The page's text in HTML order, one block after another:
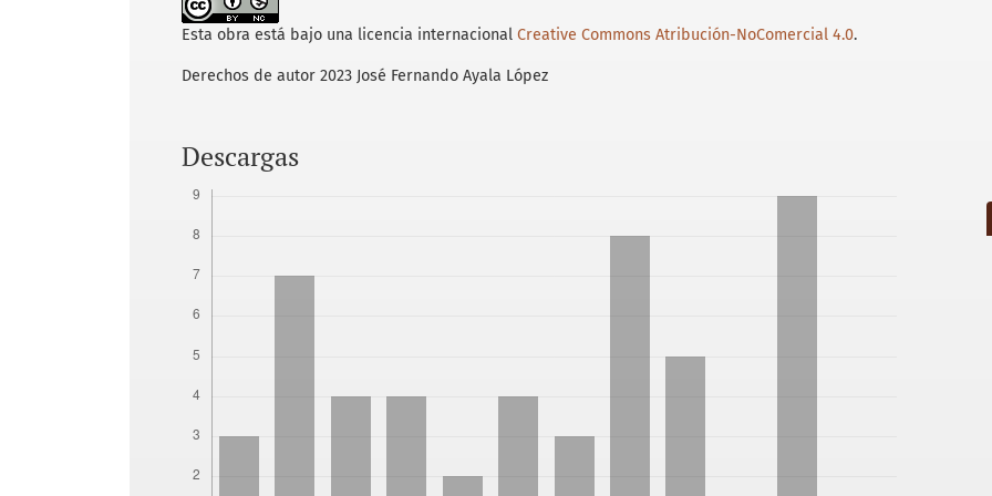
Esta obra está bajo una licencia internacional Creative Commons Atribución-NoComercial 4.0.
Derechos de autor 2023 José Fernando Ayala López
Descargas